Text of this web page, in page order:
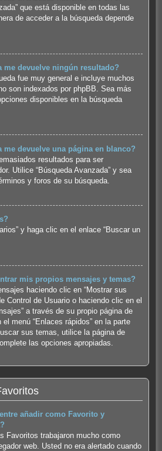
que está disponible en todas las
de acceder a la búsqueda depende
me devuelve ningún resultado?
fue muy general e incluye muchos
son indexados por phpBB. Sea más
disponibles en la búsqueda
me devuelve una página en blanco?
resultados para ser
Utilice “Búsqueda Avanzada” y sea
y foros de su búsqueda.
y haga clic en el enlace “Buscar un
mis propios mensajes y temas?
haciendo clic en “Mostrar sus
Control de Usuario o haciendo clic en el
a través de su propio página de
menú “Enlaces rápidos” en la parte
sus temas, utilice la página de
las opciones apropiadas.
añadir como Favorito y
Favoritos trabajaron mucho como
web. Usted no era alertado cuando